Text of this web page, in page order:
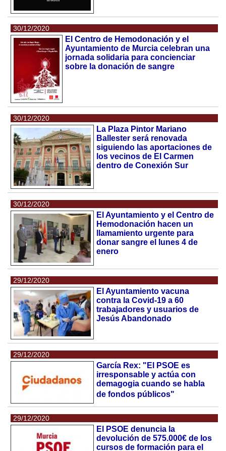
30/12/2020
El Centro de Hemodonación y el
Ayuntamiento de Murcia celebran una
jornada solidaria para concienciar
sobre la donación de sangre
30/12/2020
La Plaza Pintor Mariano
Ballester será renovada
siguiendo las aportaciones de
los vecinos de El Carmen
dentro de Conexión Sur
30/12/2020
El Ayuntamiento y el Centro de
Hemodonación hacen un
llamamiento urgente para
donar sangre el lunes 4 de
enero
29/12/2020
El Ayuntamiento vacuna
contra la Covid-19 a 60
trabajadores y usuarios de
Jesús Abandonado
29/12/2020
García Rex: "El PSOE es
irresponsable y actúa con
demagogia cuando se habla
de fondos públicos"
29/12/2020
El PSOE denuncia la
devolución de 575.000€ de los
cursos de formación para el